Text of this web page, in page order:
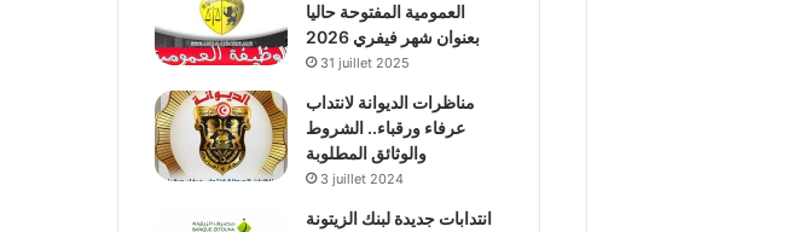
العمومية المفتوحة حاليا
بعنوان شهر فيفري 2026
31 juillet 2025
مناظرات الديوانة لانتداب
عرفاء ورقباء.. الشروط
والوثائق المطلوبة
3 juillet 2024
انتدابات جديدة لبنك الزيتونة